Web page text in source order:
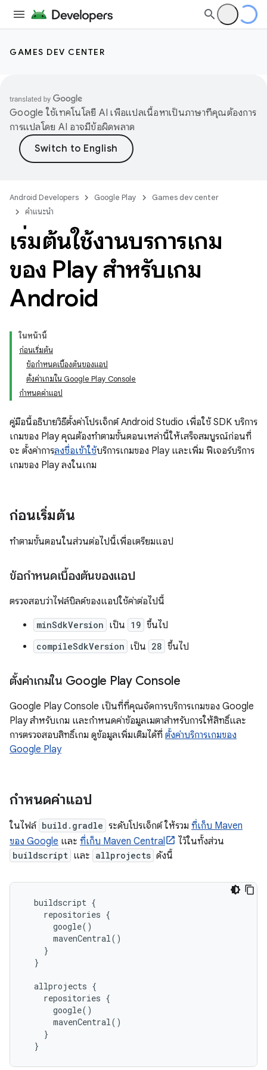
GAMES DEV CENTER
Google ใช้เทคโนโลยี AI เพื่อแปลเนื้อหาเป็นภาษาที่คุณต้องการ
การแปลโดย AI อาจมีข้อผิดพลาด
Android Developers Google Play
Games dev center
คำแนะนำ
เริ่มต้นใช้งานบริการเกม
ของ Play สำหรับเกม
Android
ในหน้านี้
ก่อนเริ่มต้น
ข้อกำหนดเบื้องต้นของแอป
ตั้งค่าเกมใน Google Play Console
กำหนดค่าแอป
คู่มือนี้อธิบายวิธีตั้งค่าโปรเจ็กต์ Android Studio เพื่อใช้ SDK บริการ
เกมของ Play คุณต้องทำตามขั้นตอนเหล่านี้ให้เสร็จสมบูรณ์ก่อนที่
จะ ตั้งค่าการลงชื่อเข้าใช้บริการเกมของ Play และเพิ่ม ฟีเจอร์บริการ
เกมของ Play ลงในเกม
ก่อนเริ่มต้น
ทำตามขั้นตอนในส่วนต่อไปนี้เพื่อเตรียมแอป
ข้อกำหนดเบื้องต้นของแอป
ตรวจสอบว่าไฟล์บิลด์ของแอปใช้ค่าต่อไปนี้
minSdkVersion เป็น 19 ขึ้นไป
compileSdkVersion เป็น 28 ขึ้นไป
ตั้งค่าเกมใน Google Play Console
Google Play Console เป็นที่ที่คุณจัดการบริการเกมของ Google
Play สำหรับเกม และกำหนดค่าข้อมูลเมตาสำหรับการให้สิทธิ์และ
การตรวจสอบสิทธิ์เกม ดูข้อมูลเพิ่มเติมได้ที่ ตั้งค่าบริการเกมของ
Google Play
กำหนดค่าแอป
ในไฟล์ build.gradle ระดับโปรเจ็กต์ ให้รวม ที่เก็บ Maven
ของ Google และ ที่เก็บ Maven Central ไว้ในทั้งส่วน
buildscript และ allprojects ดังนี้
  buildscript {
    repositories {
      google()
      mavenCentral()
    }
  }
  allprojects {
    repositories {
      google()
      mavenCentral()
    }